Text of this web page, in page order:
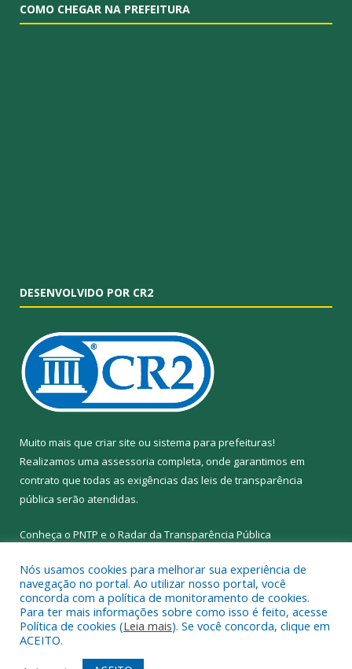
COMO CHEGAR NA PREFEITURA
DESENVOLVIDO POR CR2
Muito mais que criar site ou sistema para prefeituras!
Realizamos uma assessoria completa, onde garantimos em
contrato que todas as exigências das leis de transparência
pública serão atendidas.
Conheça o PNTP e o Radar da Transparência Pública
Todos os direitos reservados a Prefeitura Municipal de Abel
Figueiredo.
Nós usamos cookies para melhorar sua experiência de
navegação no portal. Ao utilizar nosso portal, você
concorda com a política de monitoramento de cookies.
Para ter mais informações sobre como isso é feito, acesse
Política de cookies (Leia mais). Se você concorda, clique em
ACEITO.